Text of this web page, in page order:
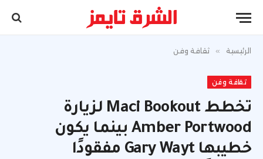
الرئيسية » ثقافة وفن
ثقافة وفن
تخطط Maci Bookout لزيارة
Amber Portwood بينما يكون
خطيبها Gary Wayt مفقودًا